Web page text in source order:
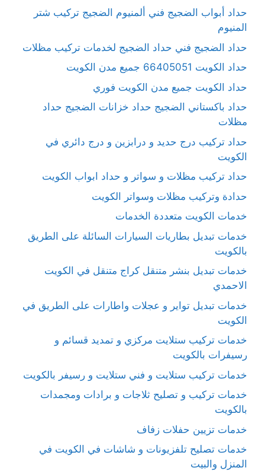
حداد أبواب الضجيج فني ألمنيوم الضجيج تركيب شتر
المنيوم
حداد الضجيج فني حداد الضجيج لخدمات تركيب مظلات
حداد الكويت 66405051 جميع مدن الكويت
حداد الكويت جميع مدن الكويت فوري
حداد باكستاني الضجيج حداد خزانات الضجيج حداد
مظلات
حداد تركيب درج حديد و درابزين و درج دائري في
الكويت
حداد تركيب مظلات و سواتر و حداد ابواب الكويت
حدادة وتركيب مظلات وسواتر الكويت
خدمات الكويت متعددة الخدمات
خدمات تبديل بطاريات السيارات السائلة على الطريق
بالكويت
خدمات تبديل بنشر متنقل كراج متنقل في الكويت
الاحمدي
خدمات تبديل تواير و عجلات واطارات على الطريق في
الكويت
خدمات تركيب ستلايت مركزي و تمديد قسائم و
رسيفرات بالكويت
خدمات تركيب ستلايت و فني ستلايت و رسيفر بالكويت
خدمات تركيب و تصليح ثلاجات و برادات ومجمدات
بالكويت
خدمات تزيين حفلات زفاف
خدمات تصليح تلفزيونات و شاشات في الكويت في
المنزل والبيت